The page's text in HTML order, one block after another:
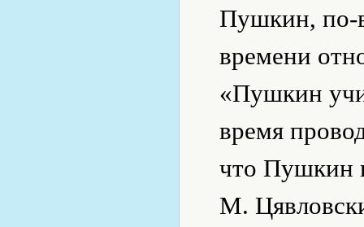
Пушкин, по-
времени
«Пушкин
время
что Пушкин
М.